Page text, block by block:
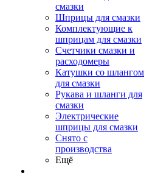
смазки
Шприцы для смазки
Комплектующие к
шприцам для смазки
Счетчики смазки и
расходомеры
Катушки со шлангом
для смазки
Рукава и шланги для
смазки
Электрические
шприцы для смазки
Снято с
производства
Ещё